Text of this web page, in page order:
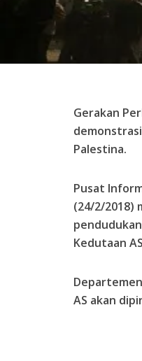
Gerakan
Palestina.
Pusat
(24/2/2018)
Kedutaan
AS akan